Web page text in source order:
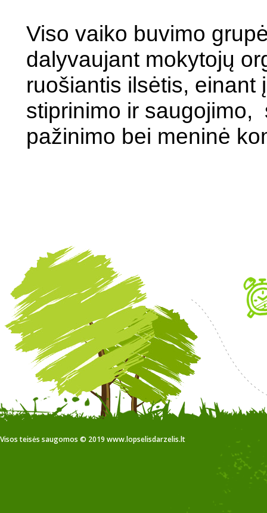
Viso vaiko buvimo
dalyvaujant mokytojų
ruošiantis ilsėtis,
stiprinimo ir saugojimo,
pažinimo bei meninė
Visos teisės saugomos © 2019 www.lopselisdarzelis.lt